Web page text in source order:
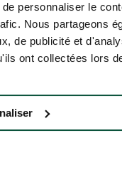
personnaliser le
Nous partageons
de publicité et
ont collectées lors
erhalten?
zu
an den
nicht respektiert